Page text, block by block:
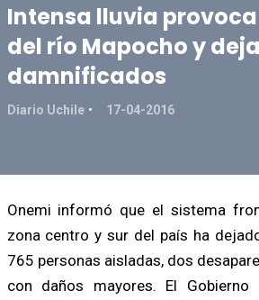
Intensa lluvia
del río Mapocho y
damnificados
Diario Uchile 17-04-2016
Onemi informó que el sistema
zona centro y sur del país ha
765 personas aisladas, dos
con daños mayores. El Gobierno